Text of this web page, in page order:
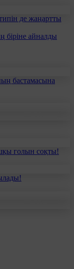
де жаңартты
біріне айналды
бастамасына
голын соқты!